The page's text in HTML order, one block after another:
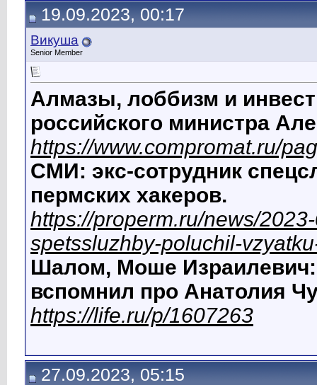
19.09.2023, 00:17
Викуша
Senior Member
Алмазы, лоббизм и
российского министра
https://www.compromat.ru/
СМИ: экс-сотрудник
пермских хакеров.
https://properm.ru/news/
spetssluzhby-poluchil-
Шалом, Моше
вспомнил про Анатолия
https://life.ru/p/1607263
27.09.2023, 05:15